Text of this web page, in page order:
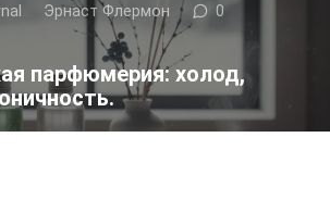
Эрнаст Флермон
0
парфюмерия: холод,